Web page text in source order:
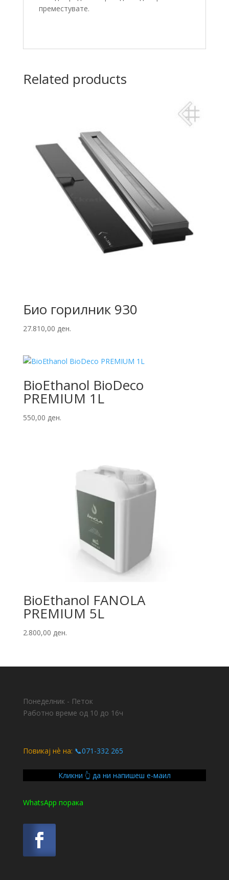
преместувате.
Related products
Био горилник 930
27.810,00 ден.
BioEthanol BioDeco
PREMIUM 1L
550,00 ден.
BioEthanol FANOLA
PREMIUM 5L
2.800,00 ден.
Понеделник - Петок
Работно време од 10 до 16ч
Повикај нѐ на: 📞071-332 265
Кликни 👆 да ни напишеш е-маил
WhatsApp порака